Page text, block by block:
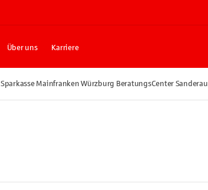
Über uns Karriere
Sparkasse Mainfranken Würzburg BeratungsCenter Sanderau